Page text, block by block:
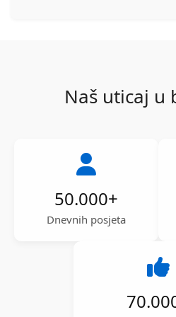
Naš uticaj u
50.000+
Dnevnih posjeta